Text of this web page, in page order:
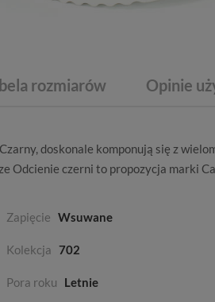
rozmiarów Opinie
doskonale komponują się z
Odcienie czerni to propozycja marki
Zapięcie Wsuwane
Kolekcja 702
Pora roku Letnie